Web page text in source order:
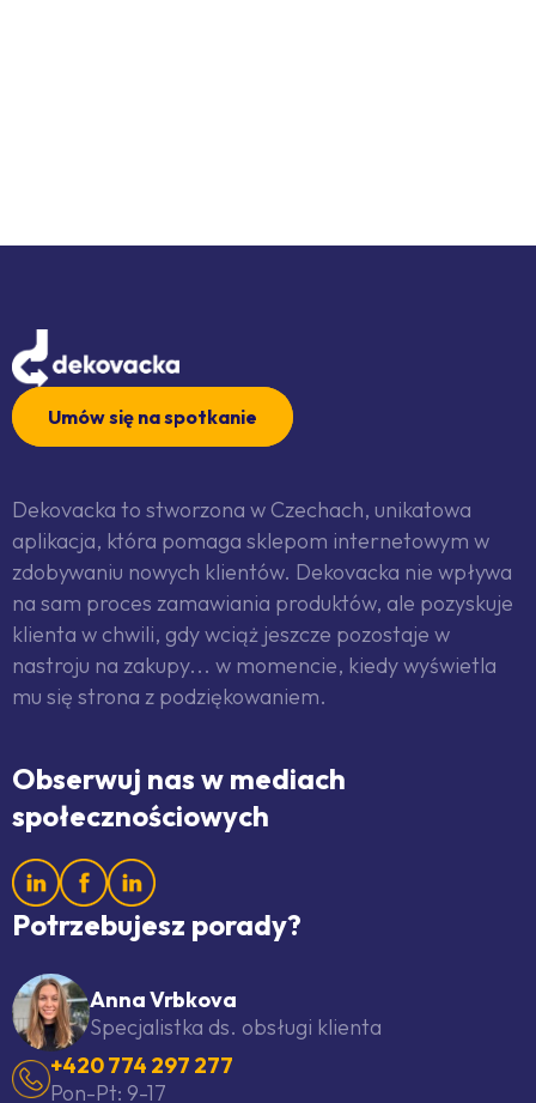
Umów się na spotkanie
Dekovacka to stworzona w Czechach, unikatowa
aplikacja, która pomaga sklepom internetowym w
zdobywaniu nowych klientów. Dekovacka nie wpływa
na sam proces zamawiania produktów, ale pozyskuje
klienta w chwili, gdy wciąż jeszcze pozostaje w
nastroju na zakupy... w momencie, kiedy wyświetla
mu się strona z podziękowaniem.
Obserwuj nas w mediach
społecznościowych
Potrzebujesz porady?
Anna Vrbkova
Specjalistka ds. obsługi klienta
+420 774 297 277
Pon-Pt: 9-17